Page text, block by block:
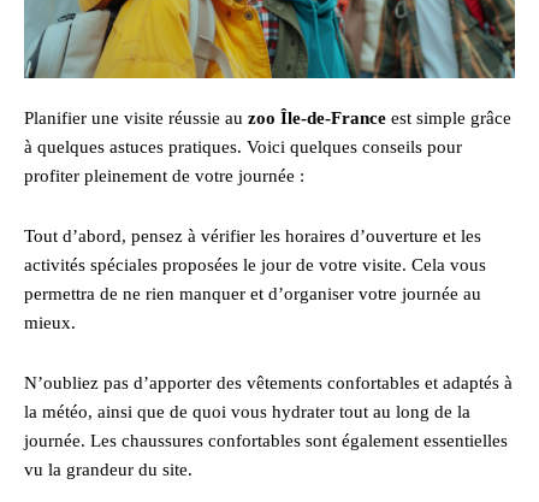
Planifier une visite réussie au zoo Île-de-France est simple grâce
à quelques astuces pratiques. Voici quelques conseils pour
profiter pleinement de votre journée :
Tout d’abord, pensez à vérifier les horaires d’ouverture et les
activités spéciales proposées le jour de votre visite. Cela vous
permettra de ne rien manquer et d’organiser votre journée au
mieux.
N’oubliez pas d’apporter des vêtements confortables et adaptés à
la météo, ainsi que de quoi vous hydrater tout au long de la
journée. Les chaussures confortables sont également essentielles
vu la grandeur du site.